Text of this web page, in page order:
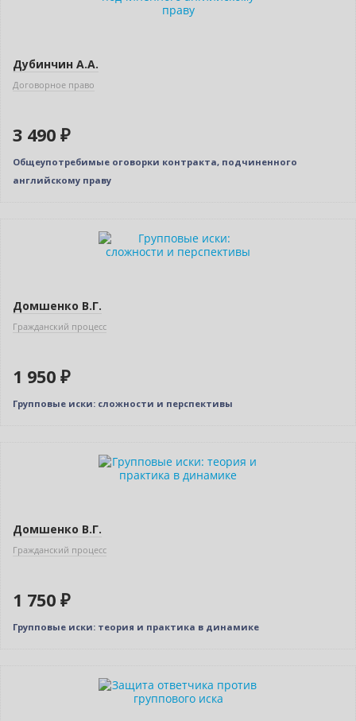
Дубинчин А.А.
Договорное право
3 490 ₽
Общеупотребимые оговорки контракта, подчиненного
английскому праву
Домшенко В.Г.
Гражданский процесс
1 950 ₽
Групповые иски: сложности и перспективы
Домшенко В.Г.
Гражданский процесс
1 750 ₽
Групповые иски: теория и практика в динамике